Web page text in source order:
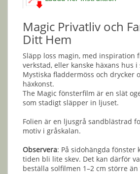
Magic Privatliv och
Ditt Hem
Släpp loss magin, med inspiration
verkstad, eller kanske häxans hus i
Mystiska fladdermöss och drycker
häxkonst.
The Magic fönsterfilm är en slät
som stadigt släpper in ljuset.
Folien är en ljusgrå sandblästrad
motiv i gråskalan.
Observera: På sidohängda fönster
tiden bli lite skev. Det kan därför
beställa solfilmen 1–2 cm större